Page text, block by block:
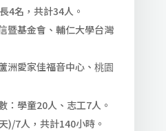
4名，共計34人。
暨基金會、輔仁大學台灣
洲愛家佳福音中心、 桃園
：學童20人、志工7人。
)/7人，共計140小時。